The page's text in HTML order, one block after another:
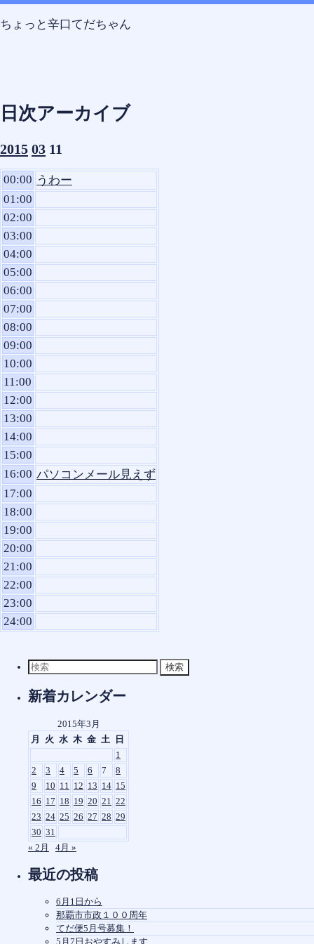
コ
ン
ス
キ
プ
Skip
to
SEARCH-
Skip
to
CALENDAR-
Skip
to
RECENT-
Skip
to
TEXT-
Skip
to
TEXT-
ちょっと辛口てだちゃん
日次アーカイブ
2015 03 11
00:00 うわー
01:00
02:00
03:00
04:00
05:00
06:00
07:00
08:00
09:00
10:00
11:00
12:00
13:00
14:00
15:00
16:00 パソコンメール見えず
17:00
18:00
19:00
20:00
21:00
22:00
23:00
24:00
検
索
対
象:
新着カレンダー
2015年3月
月
火 水 木 金 土
日
1
2
3 4 5 6 7
8
9
10 11 12 13 14 15
16 17 18 19 20 21 22
23 24 25 26 27 28 29
30 31
« 2月
4月 »
最近の投稿
6月1日から
那覇市市政１００周年
てだ便5月号募集！
5月7日おやすみします